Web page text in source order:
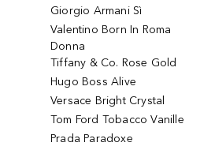
Giorgio Armani Sì
Valentino Born In Roma
Donna
Tiffany & Co. Rose Gold
Hugo Boss Alive
Versace Bright Crystal
Tom Ford Tobacco Vanille
Prada Paradoxe